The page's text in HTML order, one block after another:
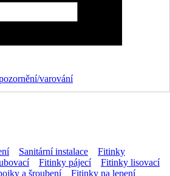
varování
Sanitární instalace
Fitinky
Fitinky pájecí
Fitinky lisovací
a šroubení
Fitinky na lepení